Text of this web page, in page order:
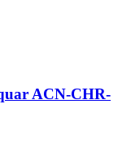
ACN-CHR-